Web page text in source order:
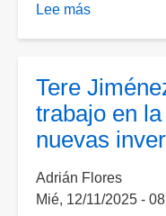
Lee más
promoción
global
consolida
nuevas
para
Tere
trabajo en
nuevas
Adrián Flores
Mié, 12/11/2025 -